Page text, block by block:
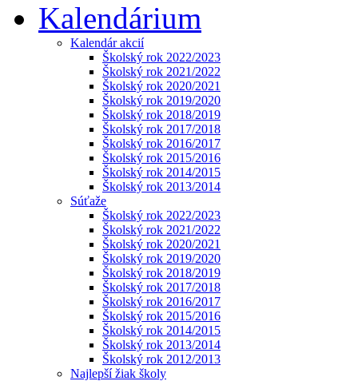
Kalendárium
Kalendár akcií
Školský rok 2022/2023
Školský rok 2021/2022
Školský rok 2020/2021
Školský rok 2019/2020
Školský rok 2018/2019
Školský rok 2017/2018
Školský rok 2016/2017
Školský rok 2015/2016
Školský rok 2014/2015
Školský rok 2013/2014
Súťaže
Školský rok 2022/2023
Školský rok 2021/2022
Školský rok 2020/2021
Školský rok 2019/2020
Školský rok 2018/2019
Školský rok 2017/2018
Školský rok 2016/2017
Školský rok 2015/2016
Školský rok 2014/2015
Školský rok 2013/2014
Školský rok 2012/2013
Najlepší žiak školy